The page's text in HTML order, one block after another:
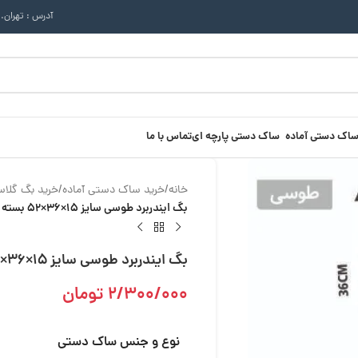
آدرس :
دستی آماده ساک دستی پارچه ایتماس با ما
خانه/خرید ساک دستی آماده/خرید بگ گلاسه 50
بگ ایندربرد طوسی سایز 15×36×52 بسته 50 عددی
بگ ایندربرد طوسی سایز 15×36×52 بسته 50 عددی
2/300/000 تومان
نوع و جنس ساک دستی